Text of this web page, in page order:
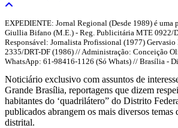
EXPEDIENTE: Jornal Regional (Desde 1989) é uma
Giullia Bifano (M.E.) - Reg. Publicitária MTE 0922/
Responsável: Jornalista Profissional (1977)
2335/DRT-DF (1986) // Administração: Conceição
WhatsApp: 61-98416-1126 (Só Whats) // Brasília -
Noticiário exclusivo com assuntos de
Grande Brasília, reportagens que dizem
habitantes do ‘quadrilátero” do Distrito
publicados abrangem os mais diversos temas
distrital.